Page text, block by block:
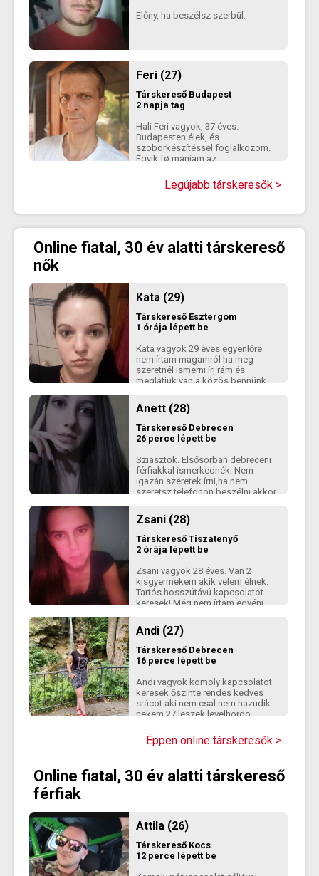
Előny, ha beszélsz szerbül.
Feri (27)
Társkereső Budapest
2 napja tag
Hali Feri vagyok, 37 éves.
Budapesten élek, és
szoborkészítéssel foglalkozom.
Egyik fø mániám az
az ezotéria. Nonkomformista és
magasdokon környezetvédø
vallást.l Akik komolyan vallásosak
és tapintatosnak tartanak. Laza,
de tartós, és barátságon alapuló,
sokkal idøsebb, igényes, akár 65
Legújabb társkeresők >
Online fiatal, 30 év alatti társkereső
nők
Kata (29)
Társkereső Esztergom
1 órája lépett be
Kata vagyok 29 éves egyenlőre
nem írtam magamról ha meg
szeretnél ismerni írj rám és
meglátjuk van a közös bennünk
Anett (28)
Társkereső Debrecen
26 perce lépett be
Sziasztok. Elsősorban debreceni
férfiakkal ismerkednék. Nem
igazán szeretek írni,ha nem
szeretsz telefonon beszélni akkor
Zsani (28)
Társkereső Tiszatenyő
2 órája lépett be
Zsani vagyok 28 éves. Van 2
kisgyermekem akik velem élnek.
Tartós hosszútávú kapcsolatot
keresek! Még nem írtam egyéni
automatikus szöveget olvashatod
az adatlapomon. Kérlek, írj vagy
jelölj kedvencnek, ha jobban meg
akarsz ismerni!
Andi (27)
Társkereső Debrecen
16 perce lépett be
Andi vagyok komoly kapcsolatot
keresek őszinte rendes kedves
srácot aki nem csal nem hazudik
nekem 27 leszek levelhordo
Debrecenbe lakók Mesengeren
meg találatok *moderálva*
Éppen online társkeresők >
Online fiatal, 30 év alatti társkereső
férfiak
Attila (26)
Társkereső Kocs
12 perce lépett be